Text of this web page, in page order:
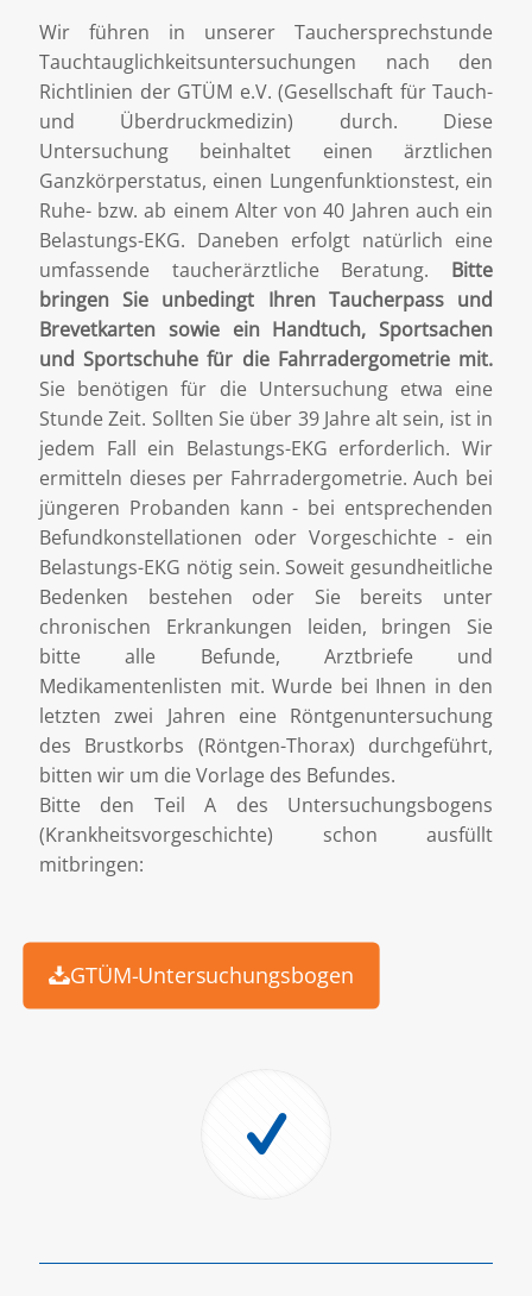
Wir führen in unserer Tauchersprechstunde
Tauchtauglichkeitsuntersuchungen nach den
Richtlinien der GTÜM e.V. (Gesellschaft für Tauch-
und Überdruckmedizin) durch. Diese
Untersuchung beinhaltet einen ärztlichen
Ganzkörperstatus, einen Lungenfunktionstest, ein
Ruhe- bzw. ab einem Alter von 40 Jahren auch ein
Belastungs-EKG. Daneben erfolgt natürlich eine
umfassende taucherärztliche Beratung. Bitte
bringen Sie unbedingt Ihren Taucherpass und
Brevetkarten sowie ein Handtuch, Sportsachen
und Sportschuhe für die Fahrradergometrie mit.
Sie benötigen für die Untersuchung etwa eine
Stunde Zeit. Sollten Sie über 39 Jahre alt sein, ist in
jedem Fall ein Belastungs-EKG erforderlich. Wir
ermitteln dieses per Fahrradergometrie. Auch bei
jüngeren Probanden kann - bei entsprechenden
Befundkonstellationen oder Vorgeschichte - ein
Belastungs-EKG nötig sein. Soweit gesundheitliche
Bedenken bestehen oder Sie bereits unter
chronischen Erkrankungen leiden, bringen Sie
bitte alle Befunde, Arztbriefe und
Medikamentenlisten mit. Wurde bei Ihnen in den
letzten zwei Jahren eine Röntgenuntersuchung
des Brustkorbs (Röntgen-Thorax) durchgeführt,
bitten wir um die Vorlage des Befundes.
Bitte den Teil A des Untersuchungsbogens
(Krankheitsvorgeschichte) schon ausfüllt
mitbringen:
GTÜM-Untersuchungsbogen